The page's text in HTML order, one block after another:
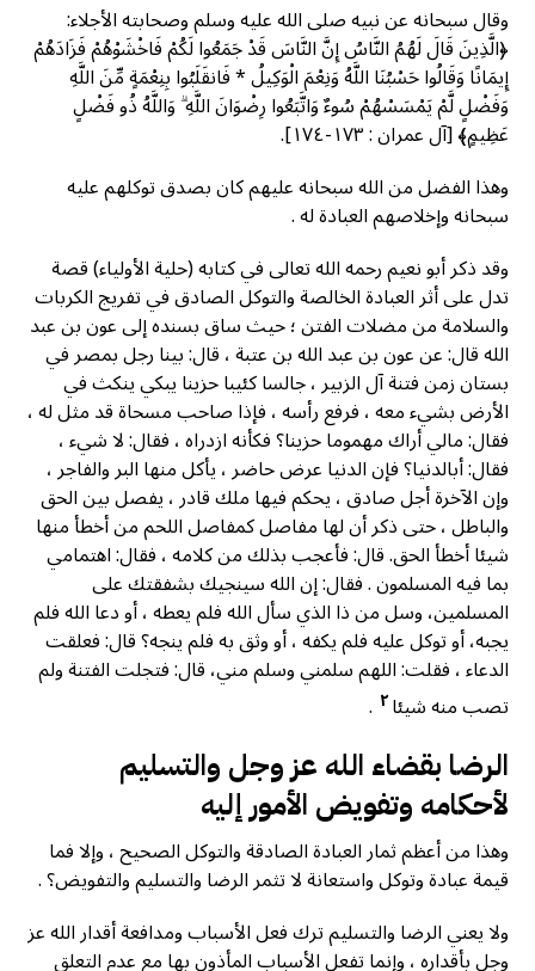
وقال سبحانه عن نبيه صلى الله عليه وسلم وصحابته الأجلاء:
﴿الَّذِينَ قَالَ لَهُمُ النَّاسُ إِنَّ النَّاسَ قَدْ جَمَعُوا لَكُمْ فَاخْشَوْهُمْ فَزَادَهُمْ
إِيمَانًا وَقَالُوا حَسْبُنَا اللَّهُ وَنِعْمَ الْوَكِيلُ * فَانقَلَبُوا بِنِعْمَةٍ مِّنَ اللَّهِ
وَفَضْلٍ لَّمْ يَمْسَسْهُمْ سُوءٌ وَاتَّبَعُوا رِضْوَانَ اللَّهِ ۗ وَاللَّهُ ذُو فَضْلٍ
عَظِيمٍ﴾ [آل عمران : ١٧٣-١٧٤].
وهذا الفضل من الله سبحانه عليهم كان بصدق توكلهم عليه
سبحانه وإخلاصهم العبادة له .
وقد ذكر أبو نعيم رحمه الله تعالى في كتابه (حلية الأولياء) قصة
تدل على أثر العبادة الخالصة والتوكل الصادق في تفريج الكربات
والسلامة من مضلات الفتن ؛ حيث ساق بسنده إلى عون بن عبد
الله قال: عن عون بن عبد الله بن عتبة ، قال: بینا رجل بمصر في
بستان زمن فتنة آل الزبير ، جالسا كئيبا حزينا يبكي ينكث في
الأرض بشيء معه ، فرفع رأسه ، فإذا صاحب مسحاة قد مثل له ،
فقال: مالي أراك مهموما حزينا؟ فكأنه ازدراه ، فقال: لا شيء ،
فقال: أبالدنيا؟ فإن الدنيا عرض حاضر ، يأكل منها البر والفاجر ،
وإن الآخرة أجل صادق ، يحكم فيها ملك قادر ، يفصل بين الحق
والباطل ، حتى ذكر أن لها مفاصل کمفاصل اللحم من أخطأ منها
شيئا أخطأ الحق. قال: فأعجب بذلك من كلامه ، فقال: اهتمامي
بما فيه المسلمون . فقال: إن الله سينجيك بشفقتك على
المسلمين، وسل من ذا الذي سأل الله فلم يعطه ، أو دعا الله فلم
يجبه، أو توكل عليه فلم يكفه ، أو وثق به فلم ينجه؟ قال: فعلقت
الدعاء ، فقلت: اللهم سلمني وسلم مني، قال: فتجلت الفتنة ولم
تصب منه شيئا٢ .
الرضا بقضاء الله عز وجل والتسليم
لأحكامه وتفويض الأمور إليه
وهذا من أعظم ثمار العبادة الصادقة والتوكل الصحيح ، وإلا فما
قيمة عبادة وتوكل واستعانة لا تثمر الرضا والتسليم والتفويض؟ .
ولا يعني الرضا والتسليم ترك فعل الأسباب ومدافعة أقدار الله عز
وجل بأقداره ، وإنما تفعل الأسباب المأذون بها مع عدم التعلق